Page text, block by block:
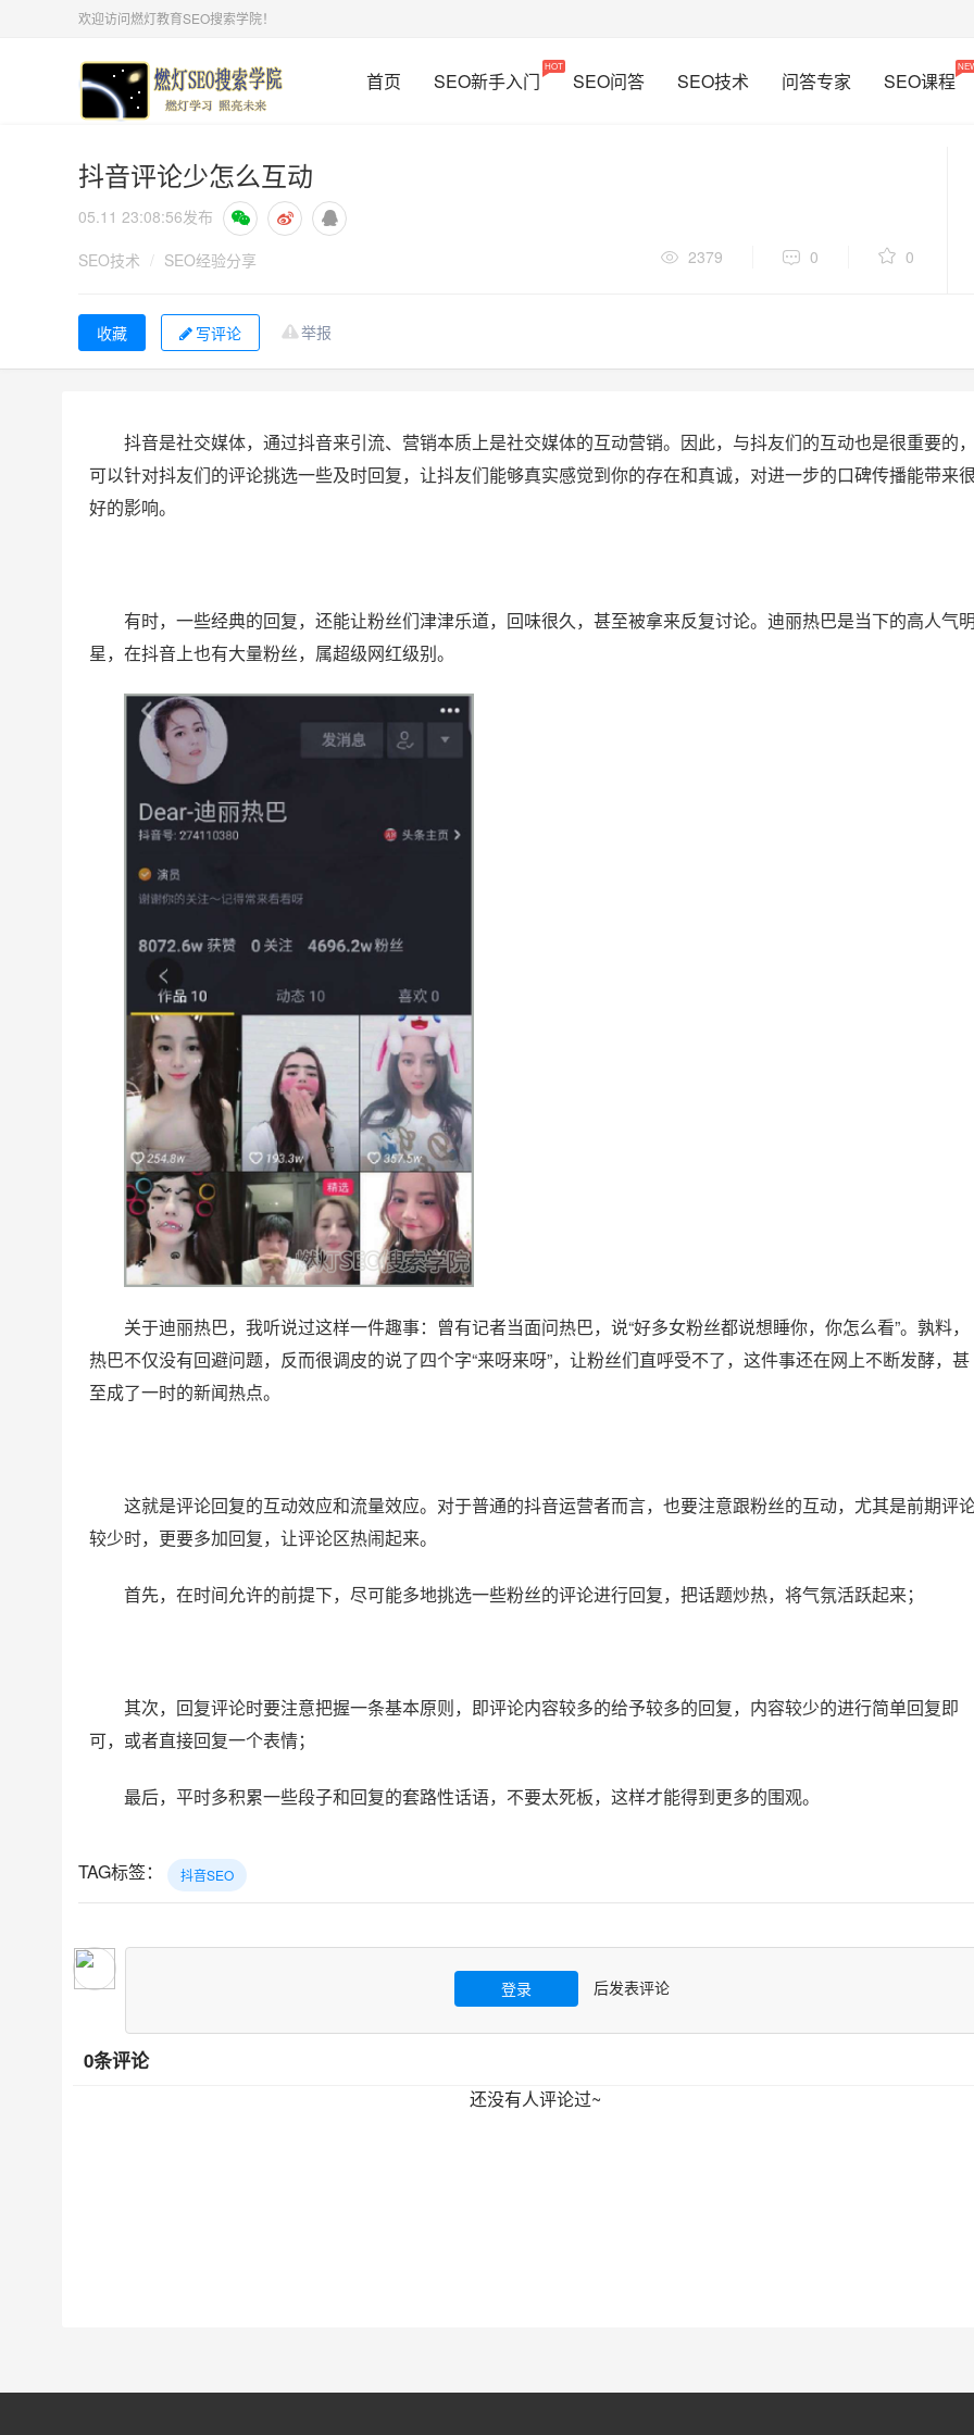
欢迎访问燃灯教育SEO搜索学院！
首页 SEO新手入门
HOT
SEO问答 SEO技术 问答专家 SEO课程
抖音评论少怎么互动
05.11 23:08:56发布
SEO技术 / SEO经验分享 2379 0 0
举报
写评论
抖音是社交媒体，通过抖音来引流、营销本质上是社交媒体的互动营销。因此，与抖友们的互动也是很重要的
可以针对抖友们的评论挑选一些及时回复，让抖友们能够真实感觉到你的存在和真诚，对进一步的口碑传播能带来
好的影响。
有时，一些经典的回复，还能让粉丝们津津乐道，回味很久，甚至被拿来反复讨论。迪丽热巴是当下的高人气
星，在抖音上也有大量粉丝，属超级网红级别。
关于迪丽热巴，我听说过这样一件趣事：曾有记者当面问热巴，说“好多女粉丝都说想睡你，你怎么看”。孰料，
热巴不仅没有回避问题，反而很调皮的说了四个字“来呀来呀”，让粉丝们直呼受不了，这件事还在网上不断发酵，甚
至成了一时的新闻热点。
这就是评论回复的互动效应和流量效应。对于普通的抖音运营者而言，也要注意跟粉丝的互动，尤其是前期评
较少时，更要多加回复，让评论区热闹起来。
首先，在时间允许的前提下，尽可能多地挑选一些粉丝的评论进行回复，把话题炒热，将气氛活跃起来；
其次，回复评论时要注意把握一条基本原则，即评论内容较多的给予较多的回复，内容较少的进行简单回复即
可，或者直接回复一个表情；
最后，平时多积累一些段子和回复的套路性话语，不要太死板，这样才能得到更多的围观。
TAG标签： 抖音SEO
登录 后发表评论
0条评论
还没有人评论过~